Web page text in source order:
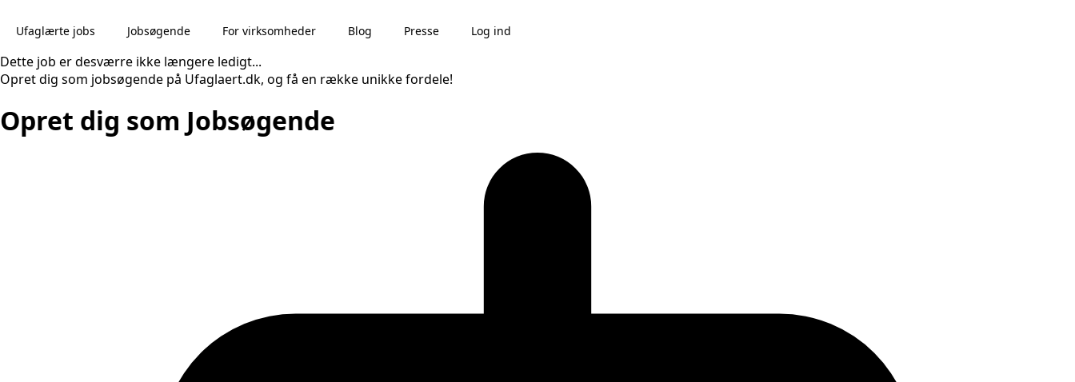
Ufaglærte jobs Jobsøgende For virksomheder Blog Presse Log ind
Dette job er desværre ikke længere ledigt...
Opret dig som jobsøgende på Ufaglaert.dk, og få en række unikke fordele!
Opret dig som Jobsøgende